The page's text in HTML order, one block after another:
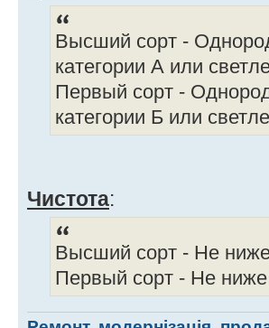
Высший сорт -
категории А или
Первый сорт -
категории Б или
Чистота:
Высший сорт - Не
Первый сорт - Не